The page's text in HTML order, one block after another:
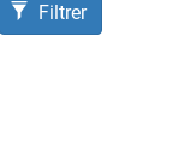
Filtrer